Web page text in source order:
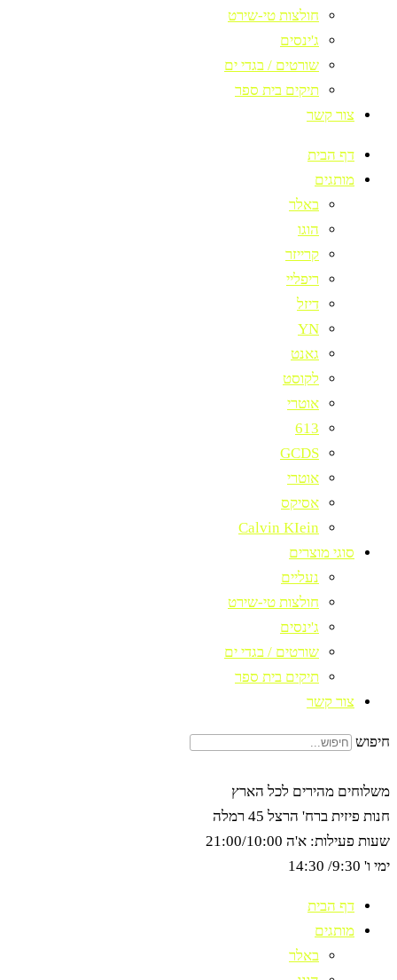
חולצות טי-שירט
ג'ינסים
שורטים / בגדי ים
תיקים בית ספר
צור קשר
דף הבית
מותגים
באלר
הוגו
קרייזר
ריפליי
דיזל
YN
גאנט
לקוסט
אוטרי
613
GCDS
אוטרי
אסיקס
Calvin KIein
סוגי מוצרים
נעליים
חולצות טי-שירט
ג'ינסים
שורטים / בגדי ים
תיקים בית ספר
צור קשר
חיפוש
משלוחים מהירים לכל הארץ
חנות פיזית ברח' הרצל 45 רמלה
שעות פעילות: א'ה 21:00/10:00
ימי ו' 9:30/ 14:30
דף הבית
מותגים
באלר